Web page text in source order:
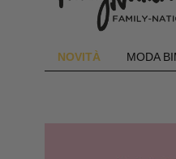
NOVITÀ MODA